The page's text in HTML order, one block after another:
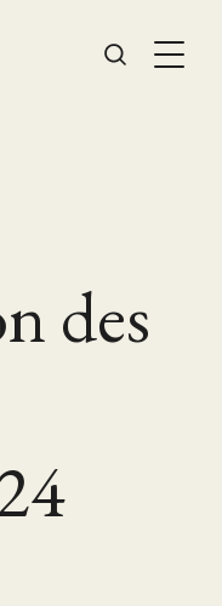
des